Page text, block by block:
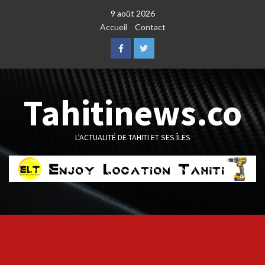
9 août 2026
Accueil
Contact
FacebookTwitter
Tahitinews.co
L'ACTUALITÉ DE TAHITI ET SES ÎLES